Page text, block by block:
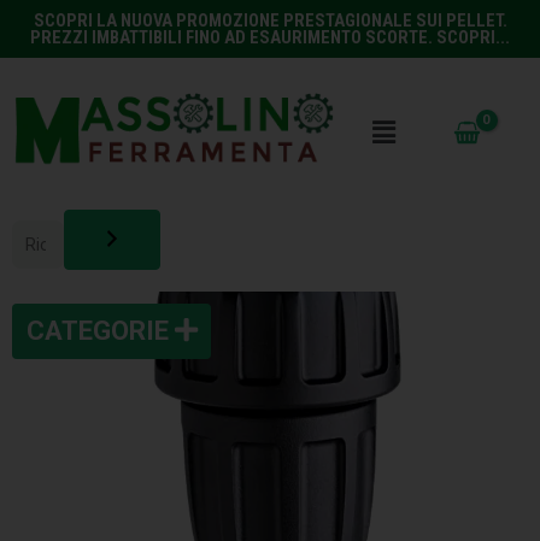
SCOPRI LA NUOVA PROMOZIONE PRESTAGIONALE SUI PELLET.
PREZZI IMBATTIBILI FINO AD ESAURIMENTO SCORTE. SCOPRI...